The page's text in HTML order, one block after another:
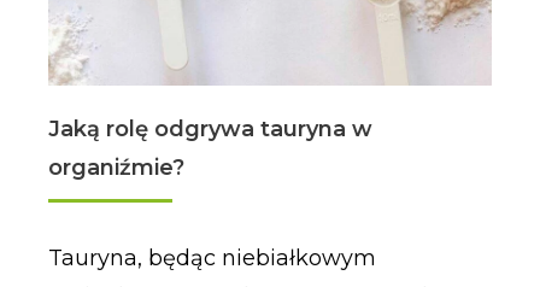
Jaką rolę odgrywa tauryna w
organiźmie?
Tauryna, będąc niebiałkowym